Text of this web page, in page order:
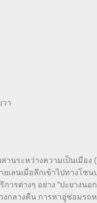
วา
นระหว่างความเป็นเมือง
เลนเมื่อลึกเข้าไปทางโซน
รต่างๆ อย่าง “ปะยางนอ
งกลางคืน การหาอู่ซ่อมรถ